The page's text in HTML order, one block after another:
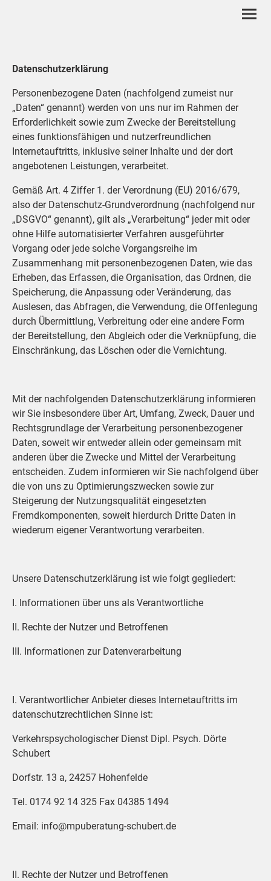
Datenschutzerklärung
Personenbezogene Daten (nachfolgend zumeist nur
„Daten“ genannt) werden von uns nur im Rahmen der
Erforderlichkeit sowie zum Zwecke der Bereitstellung
eines funktionsfähigen und nutzerfreundlichen
Internetauftritts, inklusive seiner Inhalte und der dort
angebotenen Leistungen, verarbeitet.
Gemäß Art. 4 Ziffer 1. der Verordnung (EU) 2016/679,
also der Datenschutz-Grundverordnung (nachfolgend nur
„DSGVO“ genannt), gilt als „Verarbeitung“ jeder mit oder
ohne Hilfe automatisierter Verfahren ausgeführter
Vorgang oder jede solche Vorgangsreihe im
Zusammenhang mit personenbezogenen Daten, wie das
Erheben, das Erfassen, die Organisation, das Ordnen, die
Speicherung, die Anpassung oder Veränderung, das
Auslesen, das Abfragen, die Verwendung, die Offenlegung
durch Übermittlung, Verbreitung oder eine andere Form
der Bereitstellung, den Abgleich oder die Verknüpfung, die
Einschränkung, das Löschen oder die Vernichtung.
Mit der nachfolgenden Datenschutzerklärung informieren
wir Sie insbesondere über Art, Umfang, Zweck, Dauer und
Rechtsgrundlage der Verarbeitung personenbezogener
Daten, soweit wir entweder allein oder gemeinsam mit
anderen über die Zwecke und Mittel der Verarbeitung
entscheiden. Zudem informieren wir Sie nachfolgend über
die von uns zu Optimierungszwecken sowie zur
Steigerung der Nutzungsqualität eingesetzten
Fremdkomponenten, soweit hierdurch Dritte Daten in
wiederum eigener Verantwortung verarbeiten.
Unsere Datenschutzerklärung ist wie folgt gegliedert:
I. Informationen über uns als Verantwortliche
II. Rechte der Nutzer und Betroffenen
III. Informationen zur Datenverarbeitung
I. Verantwortlicher Anbieter dieses Internetauftritts im
datenschutzrechtlichen Sinne ist:
Verkehrspsychologischer Dienst Dipl. Psych. Dörte
Schubert
Dorfstr. 13 a, 24257 Hohenfelde
Tel. 0174 92 14 325 Fax 04385 1494
Email: info@mpuberatung-schubert.de
II. Rechte der Nutzer und Betroffenen